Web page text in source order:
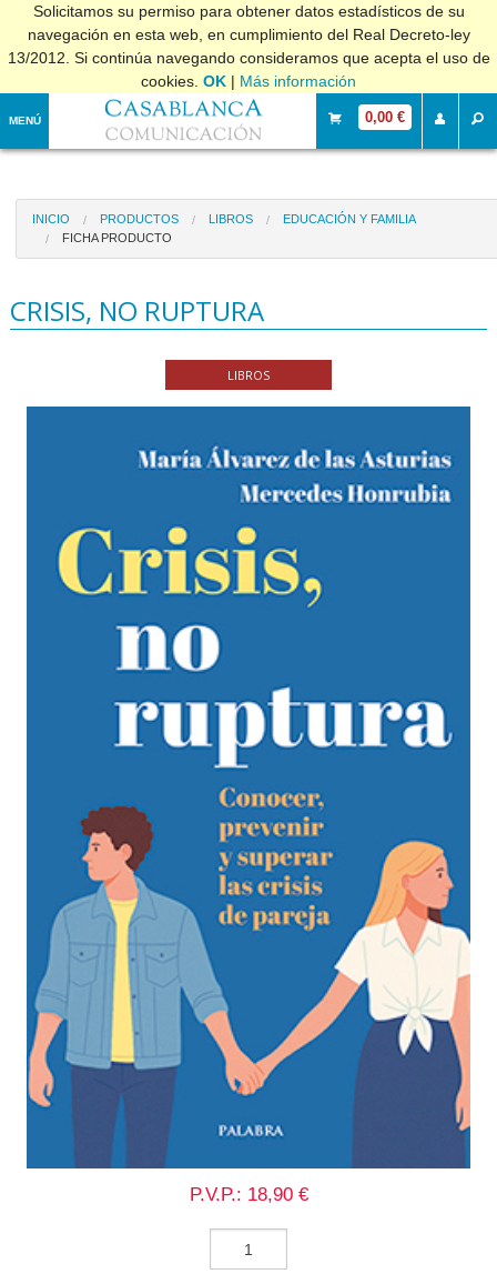
Solicitamos su permiso para obtener datos estadísticos de su
navegación en esta web, en cumplimiento del Real Decreto-ley
13/2012. Si continúa navegando consideramos que acepta el uso de
cookies. OK | Más información
MENÚ 0,00 €
INICIO PRODUCTOS LIBROS
EDUCACIÓN Y FAMILIA
FICHA PRODUCTO
CRISIS, NO RUPTURA
LIBROS
P.V.P.: 18,90 €